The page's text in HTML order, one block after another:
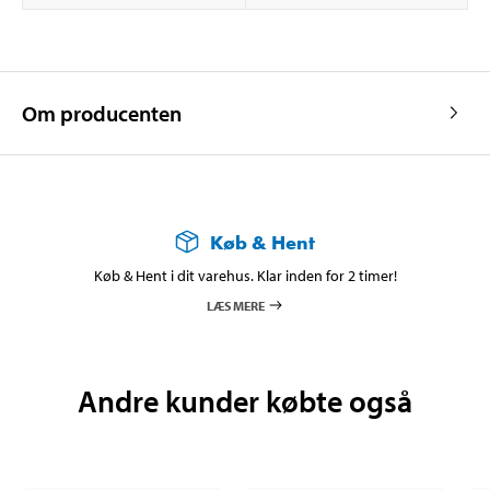
Om producenten
Køb & Hent
Køb & Hent i dit varehus. Klar inden for 2 timer!
LÆS MERE
Andre kunder købte også